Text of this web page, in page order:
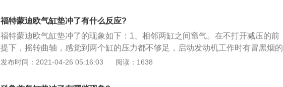
一端有活塞杆，从活塞一侧供气聚能产生气压，气压推动活塞产生推力伸出，靠
弹簧或自重返回；2、双作用气缸：从活塞两侧交替供气，在一个或两个方向输
出力；3、膜片式气缸：用膜片代替活塞，只在一个方向输出力，用弹簧复位。
它的密封性能好，但行程短；4、冲击气缸：这是一种新型元件。它把压缩气体
的压力能转换为活塞高速（10～20米\/秒）运动的动能，借以作功。冲击气缸增
福特蒙迪欧气缸垫冲了有什么反应?
福特蒙迪欧气缸垫冲了的现象如下：1、相邻两缸之间窜气。在不打开减压的前
提下，摇转曲轴，感觉到两个缸的压力都不够足，启动发动机工作时有冒黑烟的
现象，发动机转速明显下降，显现功率不足；2、气缸盖漏气。被压缩的高压气
泡沫存在，漏气严重时会发出\"毗毗”的响声，有时还会伴有漏水或漏油，拆卸检
发布时间：2021-04-26 05:16:03 阅读：1638